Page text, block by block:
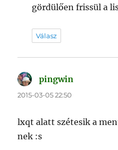
gördülően frissül a
Válasz
pingwin
2015-03-05 22:50
lxqt alatt szétesik a
nek :s